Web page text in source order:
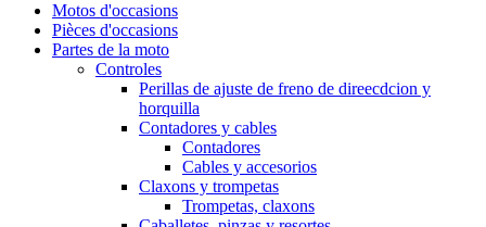
Motos d'occasions
Pièces d'occasions
Partes de la moto
Controles
Perillas de ajuste de freno de direecdcion y
horquilla
Contadores y cables
Contadores
Cables y accesorios
Claxons y trompetas
Trompetas, claxons